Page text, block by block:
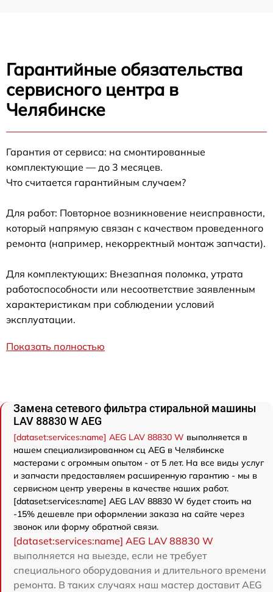
Гарантийные обязательства
сервисного центра в
Челябинске
Гарантия от сервиса: на смонтированные
комплектующие — до 3 месяцев.
Что считается гарантийным случаем?
Для работ: Повторное возникновение неисправности,
который напрямую связан с качеством проведенного
ремонта (например, некорректный монтаж запчасти).
Для комплектующих: Внезапная поломка, утрата
работоспособности или несоответствие заявленным
характеристикам при соблюдении условий
эксплуатации.
Показать полностью
Замена сетевого фильтра стиральной машины
LAV 88830 W AEG
[dataset:services:name] AEG LAV 88830 W выполняется в
нашем специализированном сц AEG в Челябинске
мастерами с огромным опытом - от 5 лет. На все виды услуг
и запчасти предоставляем расширенную гарантию - мы в
сервисном центр уверены в качестве наших работ.
[dataset:services:name] AEG LAV 88830 W будет стоить на
-15% дешевле при оформлении заказа на сайте через
звонок или форму обратной связи.
[dataset:services:name] AEG LAV 88830 W
выполняется на выезде, если не требует
специального оборудования и длительного времени
ремонта. В таких случаях наш мастер доставит AEG